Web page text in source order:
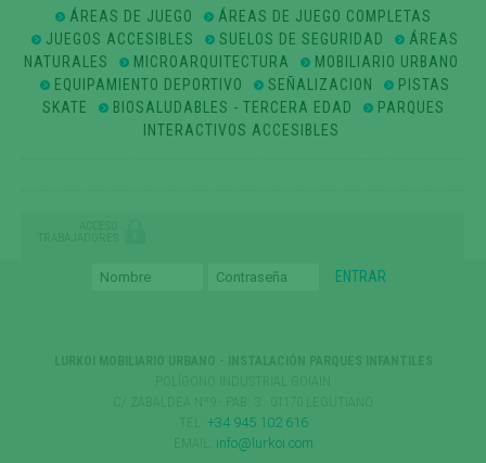
ÁREAS DE JUEGO
ÁREAS DE JUEGO COMPLETAS
JUEGOS ACCESIBLES
SUELOS DE SEGURIDAD
ÁREAS
NATURALES
MICROARQUITECTURA
MOBILIARIO URBANO
EQUIPAMIENTO DEPORTIVO
SEÑALIZACION
PISTAS
SKATE
BIOSALUDABLES - TERCERA EDAD
PARQUES
INTERACTIVOS ACCESIBLES
ACCESO
TRABAJADORES
+34 945 102 616
info@lurkoi.com